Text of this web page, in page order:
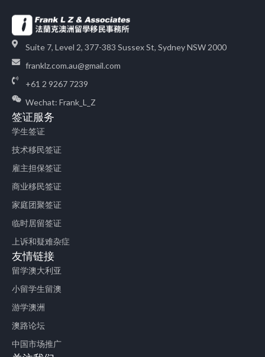
Suite 7, Level 2, 377-383 Sussex St, Sydney NSW 2000
franklz.com.au@gmail.com
+61 2 9267 7239
Wechat: Frank_L_Z
签证服务
学生签证
技术移民签证
雇主担保签证
商业移民签证
家庭团聚签证
临时居留签证
上诉和疑难杂症
友情链接
留学澳大利亚
小留学生留澳
游学澳洲
澳路论坛
中国市场推广